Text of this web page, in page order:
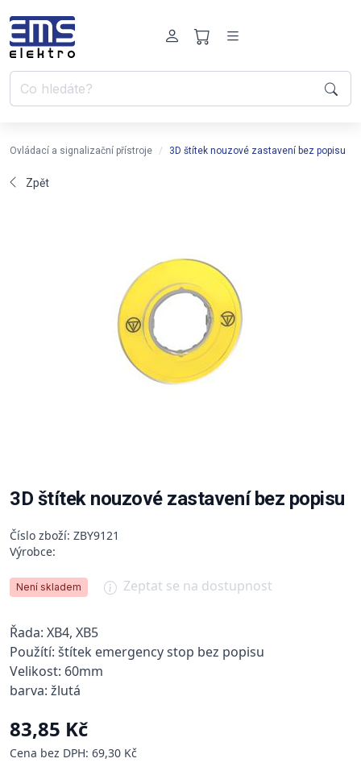
Ovládací a signalizační přístroje 3D štítek nouzové zastavení bez popisu
Zpět
3D štítek nouzové zastavení bez popisu
Číslo zboží: ZBY9121
Výrobce:
Není skladem Zeptat se na dostupnost
Řada: XB4, XB5
Použítí: štítek emergency stop bez popisu
Velikost: 60mm
barva: žlutá
83,85 Kč
Cena bez DPH: 69,30 Kč